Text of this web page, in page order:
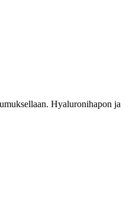
Hyaluronihapon ja